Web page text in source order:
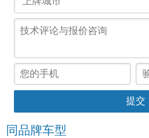
同品牌车型